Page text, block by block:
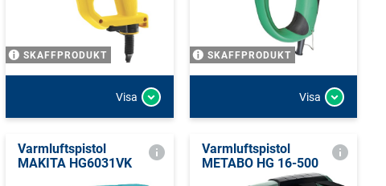
SKAFFPRODUKT
Visa
SKAFFPRODUKT
Visa
Varmluftspistol
MAKITA HG6031VK
Varmluftspistol
METABO HG 16-500